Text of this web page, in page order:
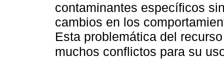
contaminantes específicos
cambios en los
Esta problemática del
muchos conflictos para su